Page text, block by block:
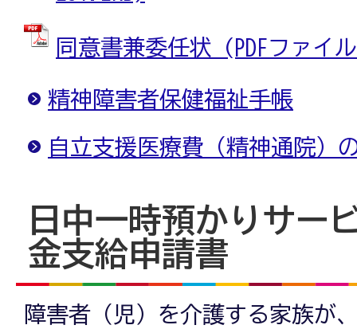
同意書兼委任状 (PDFファイ
精神障害者保健福祉手帳
自立支援医療費（精神通院）
日中一時預かりサー
金支給申請書
障害者（児）を介護する家族が